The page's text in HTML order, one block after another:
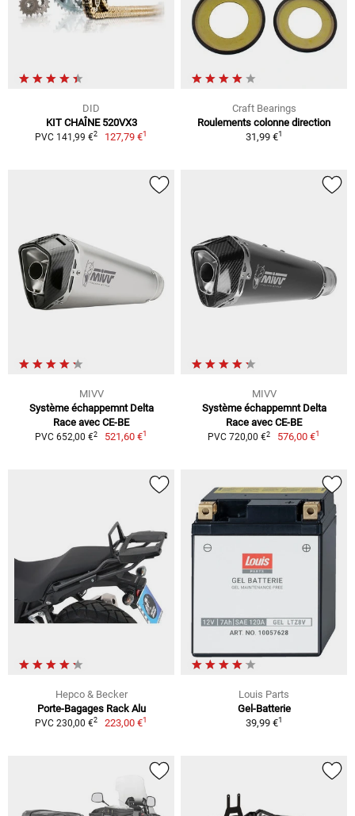
DID
KIT CHAÎNE 520VX3
PVC 141,99 €2 127,79 €1
Craft Bearings
Roulements colonne direction
31,99 €1
MIVV
Système échappemnt Delta
Race avec CE-BE
PVC 652,00 €2 521,60 €1
MIVV
Système échappemnt Delta
Race avec CE-BE
PVC 720,00 €2 576,00 €1
Hepco & Becker
Porte-Bagages Rack Alu
PVC 230,00 €2 223,00 €1
Louis Parts
Gel-Batterie
39,99 €1